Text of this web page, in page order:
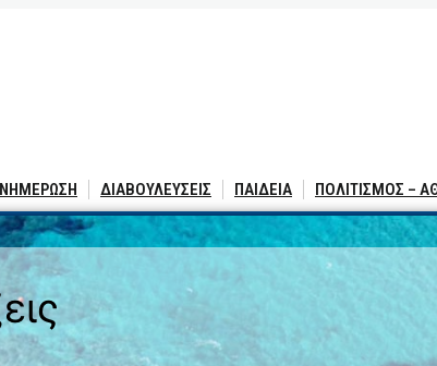
ΔΙΑΒΟΥΛΕΥΣΕΙΣ ΠΑΙΔΕΙΑ ΠΟΛΙΤΙΣΜΟΣ –